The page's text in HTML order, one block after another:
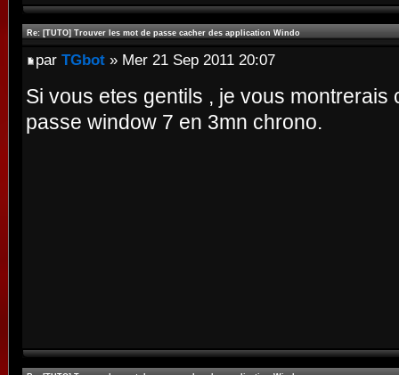
Re: [TUTO] Trouver les mot de passe cacher des application Windo
par TGbot » Mer 21 Sep 2011 20:07
Si vous etes gentils , je vous montrerais
passe window 7 en 3mn chrono.